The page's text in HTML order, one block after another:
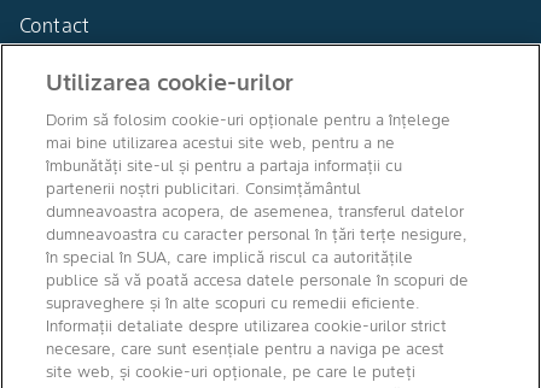
Contact
Agro Bayer
România
Canale media
Utilizarea cookie-urilor
Dorim să folosim cookie-uri opționale pentru a înțelege
mai bine utilizarea acestui site web, pentru a ne
îmbunătăți site-ul și pentru a partaja informații cu
partenerii noștri publicitari. Consimțământul
dumneavoastra acopera, de asemenea, transferul datelor
dumneavoastra cu caracter personal în țări terțe nesigure,
în special în SUA, care implică riscul ca autoritățile
publice să vă poată accesa datele personale în scopuri de
supraveghere și în alte scopuri cu remedii eficiente.
Informații detaliate despre utilizarea cookie-urilor strict
necesare, care sunt esențiale pentru a naviga pe acest
site web, și cookie-uri opționale, pe care le puteți